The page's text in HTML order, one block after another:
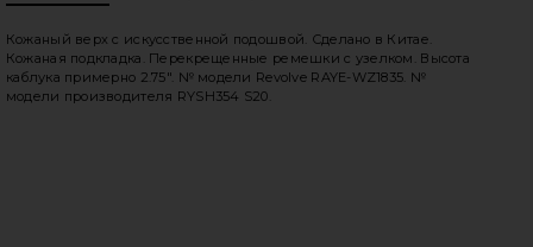
Кожаный верх с искусственной подошвой. Сделано в Китае.
Кожаная подкладка. Перекрещенные ремешки с узелком. Высота
каблука примерно 2.75". № модели Revolve RAYE-WZ1835. №
модели производителя RYSH354 S20.